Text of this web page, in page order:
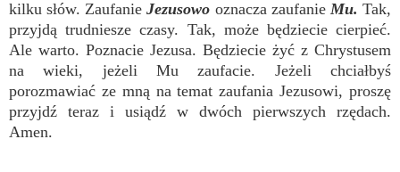
kilku słów. ZaufanieJezusowo oznacza zaufanieMu. Tak,
przyjdą trudniesze czasy. Tak, może będziecie cierpieć.
Ale warto. Poznacie Jezusa. Będziecie żyć z Chrystusem
na wieki, jeżeli Mu zaufacie. Jeżeli chciałbyś
porozmawiać ze mną na temat zaufania Jezusowi, proszę
przyjdź teraz i usiądź w dwóch pierwszych rzędach.
Amen.